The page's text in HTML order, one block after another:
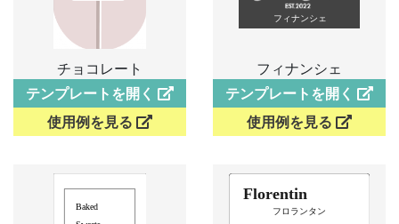
チョコレート
テンプレートを開く
使用例を見る
フィナンシェ
テンプレートを開く
使用例を見る